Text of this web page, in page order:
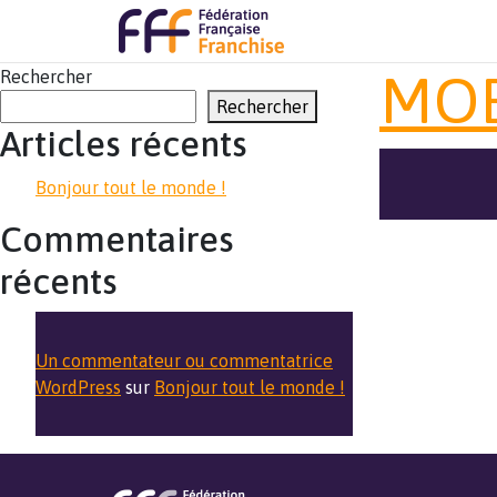
Rechercher
Rechercher
Articles récents
Bonjour tout le monde !
Commentaires
récents
Un commentateur ou commentatrice
WordPress sur Bonjour tout le monde !